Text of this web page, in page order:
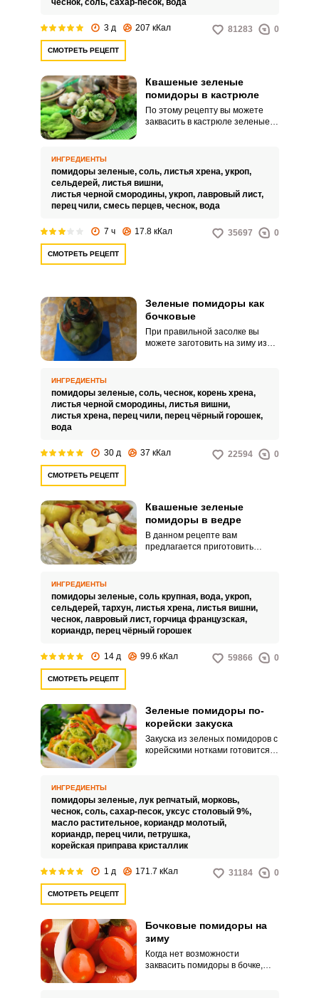
рецепт отлично подходит для
вашего случая! Такие помидоры
чеснок, соль, сахар-песок, вода
3 д 207 кКал 81283 0
СМОТРЕТЬ РЕЦЕПТ
Квашеные зеленые
помидоры в кастрюле
По этому рецепту вы можете
заквасить в кастрюле зеленые
ИНГРЕДИЕНТЫ
помидоры зеленые, соль, листья хрена, укроп,
сельдерей, листья вишни,
листья черной смородины, укроп, лавровый лист,
перец чили, смесь перцев, чеснок, вода
7 ч 17.8 кКал 35697 0
СМОТРЕТЬ РЕЦЕПТ
Зеленые помидоры как
бочковые
При правильной засолке вы
можете заготовить на зиму из
засолить их в банке и холодным
способом.
ИНГРЕДИЕНТЫ
помидоры зеленые, соль, чеснок, корень хрена,
листья черной смородины, листья вишни,
листья хрена, перец чили, перец чёрный горошек,
вода
30 д 37 кКал 22594 0
СМОТРЕТЬ РЕЦЕПТ
Квашеные зеленые
помидоры в ведре
В данном рецепте вам
предлагается приготовить
литровом ведре и по вкусу будут,
как бочковые.
ИНГРЕДИЕНТЫ
помидоры зеленые, соль крупная, вода, укроп,
сельдерей, тархун, листья хрена, листья вишни,
чеснок, лавровый лист, горчица французская,
кориандр, перец чёрный горошек
14 д 99.6 кКал 59866 0
СМОТРЕТЬ РЕЦЕПТ
Зеленые помидоры по-
корейски закуска
Закуска из зеленых помидоров с
корейскими нотками готовится
блюд. Она не предназначена
для хранения на зиму.
ИНГРЕДИЕНТЫ
помидоры зеленые, лук репчатый, морковь,
чеснок, соль, сахар-песок, уксус столовый 9%,
масло растительное, кориандр молотый,
кориандр, перец чили, петрушка,
корейская приправа кристаллик
1 д 171.7 кКал 31184 0
СМОТРЕТЬ РЕЦЕПТ
Бочковые помидоры на
зиму
Когда нет возможности
заквасить помидоры в бочке,
ВХОД
ЕЩЕ НЕ ЗАРЕГИСТРИРОВАННЫ?